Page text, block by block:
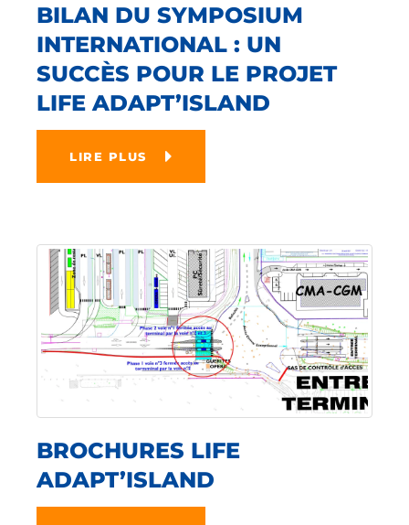
BILAN DU SYMPOSIUM
INTERNATIONAL : UN
SUCCÈS POUR LE PROJET
LIFE ADAPT’ISLAND
LIRE PLUS
BROCHURES LIFE
ADAPT’ISLAND